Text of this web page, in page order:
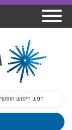
אודות גישות
פיתוח מנהלים
הדרכות
פעילות